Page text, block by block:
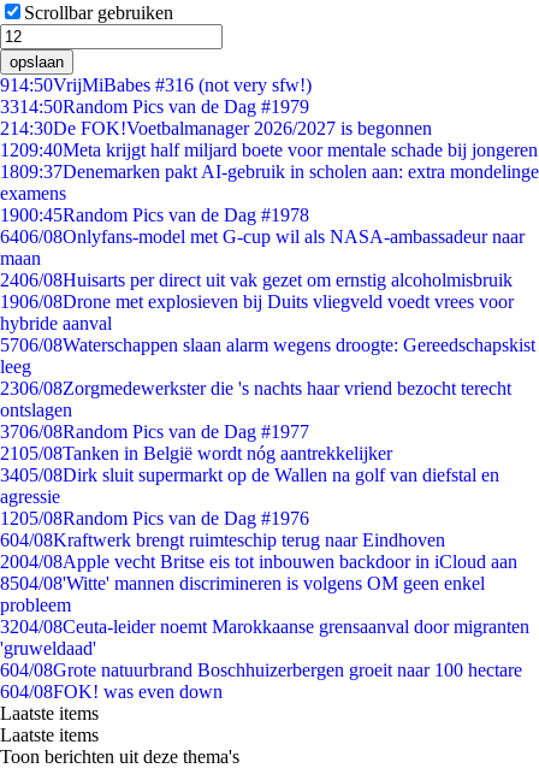
Scrollbar gebruiken
opslaan
914:50VrijMiBabes #316 (not very sfw!)
3314:50Random Pics van de Dag #1979
214:30De FOK!Voetbalmanager 2026/2027 is begonnen
1209:40Meta krijgt half miljard boete voor mentale schade bij jongeren
1809:37Denemarken pakt AI-gebruik in scholen aan: extra mondelinge
examens
1900:45Random Pics van de Dag #1978
6406/08Onlyfans-model met G-cup wil als NASA-ambassadeur naar
maan
2406/08Huisarts per direct uit vak gezet om ernstig alcoholmisbruik
1906/08Drone met explosieven bij Duits vliegveld voedt vrees voor
hybride aanval
5706/08Waterschappen slaan alarm wegens droogte: Gereedschapskist
leeg
2306/08Zorgmedewerkster die 's nachts haar vriend bezocht terecht
ontslagen
3706/08Random Pics van de Dag #1977
2105/08Tanken in België wordt nóg aantrekkelijker
3405/08Dirk sluit supermarkt op de Wallen na golf van diefstal en
agressie
1205/08Random Pics van de Dag #1976
604/08Kraftwerk brengt ruimteschip terug naar Eindhoven
2004/08Apple vecht Britse eis tot inbouwen backdoor in iCloud aan
8504/08'Witte' mannen discrimineren is volgens OM geen enkel
probleem
3204/08Ceuta-leider noemt Marokkaanse grensaanval door migranten
'gruweldaad'
604/08Grote natuurbrand Boschhuizerbergen groeit naar 100 hectare
604/08FOK! was even down
Laatste items
Laatste items
Toon berichten uit deze thema's